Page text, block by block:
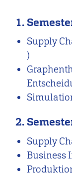
1.
Supply
)
2.
Supply
Business